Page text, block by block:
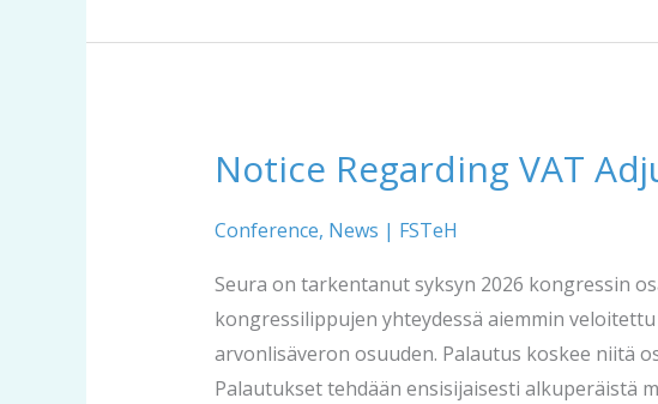
Notice Regarding VAT
Conference, News | FSTeH
Seura on tarkentanut syksyn 2026 kongressin
kongressilippujen yhteydessä aiemmin
arvonlisäveron osuuden. Palautus koskee niitä
Palautukset tehdään ensisijaisesti alkuperäistä
Notice
VAT
for
Congress
Tickets